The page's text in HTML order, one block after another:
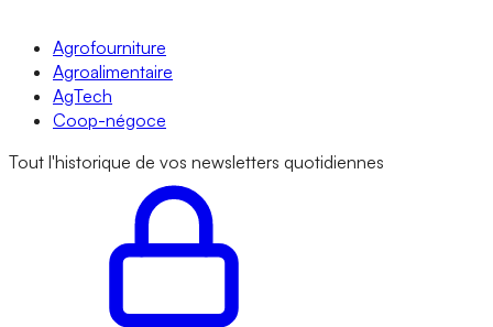
Agrofourniture
Agroalimentaire
AgTech
Coop-négoce
Tout l'historique de vos newsletters quotidiennes